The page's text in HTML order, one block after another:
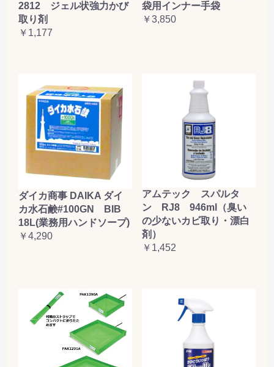
2812 ジェル状強力かび
取り剤
￥1,177
袋用インナー手袋
￥3,850
ダイカ商事 DAIKA ダイ
カ水石鹸#100GN BIB
18L(業務用ハンドソープ)
￥4,290
アムテック スパルタ
ン RJ8 946ml（臭い
の少ないカビ取り・漂白
剤）
￥1,452